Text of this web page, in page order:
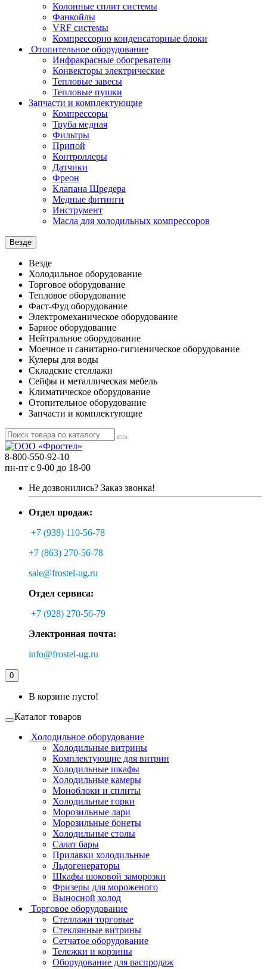
Колонные сплит системы
Фанкойлы
VRF системы
Компрессорно конденсаторные блоки
Отопительное оборудование
Инфракрасные обогреватели
Конвекторы электрические
Тепловые завесы
Тепловые пушки
Запчасти и комплектующие
Компрессоры
Труба медная
Фильтры
Припой
Контроллеры
Датчики
Фреон
Клапана Шредера
Медные фитинги
Инструмент
Масла для холодильных компрессоров
Везде
Везде
Холодильное оборудование
Торговое оборудование
Тепловое оборудование
Фаст-Фуд оборудование
Электромеханическое оборудование
Барное оборудование
Нейтральное оборудование
Моечное и санитарно-гигиеническое оборудование
Кулеры для воды
Складские стеллажи
Сейфы и металлическая мебель
Климатическое оборудование
Отопительное оборудование
Запчасти и комплектующие
8-800-550-92-10
пн-пт с 9-00 до 18-00
Не дозвонились? Заказ звонка!
Отдел продаж:
+7 (938) 110-56-78
+7 (863) 270-56-78
sale@frostel-ug.ru
Отдел сервиса:
+7 (928) 270-56-79
Электронная почта:
info@frostel-ug.ru
0
В корзине пусто!
Каталог товаров
Холодильное оборудование
Холодильные витрины
Комплектующие для витрин
Холодильные шкафы
Холодильные камеры
Моноблоки и сплиты
Холодильные горки
Морозильные лари
Морозильные бонеты
Холодильные столы
Салат бары
Прилавки холодильные
Льдогенераторы
Шкафы шоковой заморозки
Фризеры для мороженого
Выносной холод
Торговое оборудование
Стеллажи торговые
Стеклянные витрины
Сетчатое оборудование
Тележки и корзины
Оборудование для распродаж